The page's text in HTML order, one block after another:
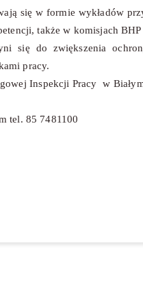
się w formie wykładów
także w komisjach
się do zwiększenia
pracy.
Inspekcji Pracy w
tel. 85 7481100